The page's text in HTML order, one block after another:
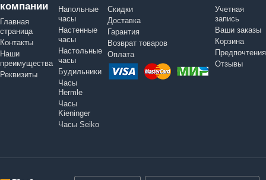
компании
Главная
страница
Контакты
Наши
преимущества
Реквизиты
Напольные
часы
Настенные
часы
Настольные
часы
Будильники
Часы
Hermle
Часы
Kieninger
Часы Seiko
Скидки
Доставка
Гарантия
Возврат товаров
Оплата
Учетная
запись
Ваши заказы
Корзина
Предпочтения
Отзывы